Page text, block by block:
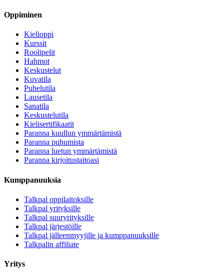
Oppiminen
Kielioppi
Kurssit
Roolipelit
Hahmot
Keskustelut
Kuvatila
Puhelutila
Lausetila
Sanatila
Keskustelutila
Kielisertifikaatit
Paranna kuullun ymmärtämistä
Paranna puhumista
Paranna luetun ymmärtämistä
Paranna kirjoitustaitoasi
Kumppanuuksia
Talkpal oppilaitoksille
Talkpal yrityksille
Talkpal suuryrityksille
Talkpal järjestöille
Talkpal jälleenmyyjille ja kumppanuuksille
Talkpalin affiliate
Yritys